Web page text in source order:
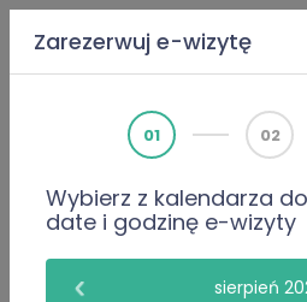
Doktorzy Alexander
PWZ 3868532
Lekarz
Alexander
Zarezerwuj e-wizytę
01 02
Wybierz z kalendarza
date i godzinę e-wizyty
sierpień